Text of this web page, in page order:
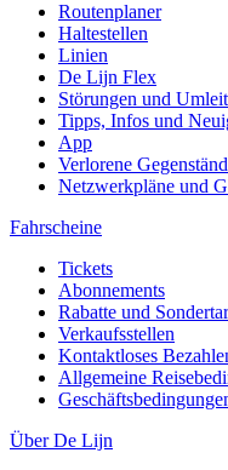
Routenplaner
Haltestellen
Linien
De Lijn Flex
Störungen und
Tipps, Infos und
App
Verlorene
Netzwerkpläne und
Fahrscheine
Tickets
Abonnements
Rabatte und
Verkaufsstellen
Kontaktloses
Allgemeine
Über De Lijn